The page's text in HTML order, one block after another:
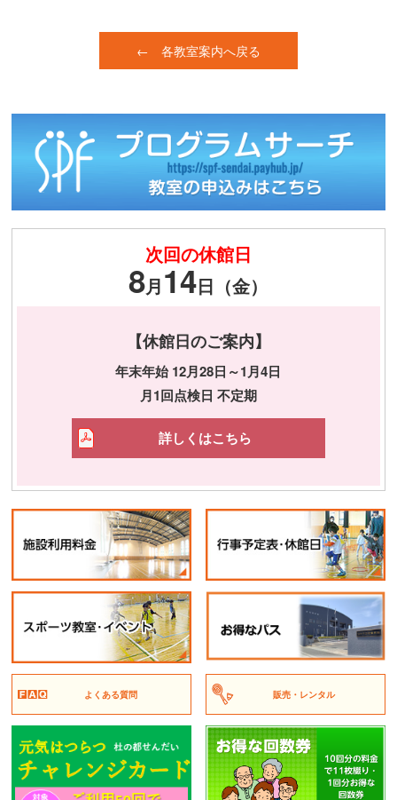
← 各教室案内へ戻る
次回の休館日
8月14日（金）
【休館日のご案内】
年末年始 12月28日～1月4日
月1回点検日 不定期
詳しくはこちら
よくある質問 販売・レンタル